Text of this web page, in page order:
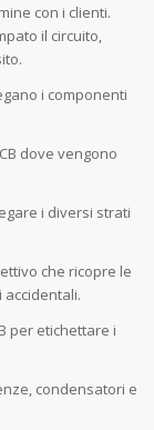
con i clienti.
il circuito,
i componenti
dove vengono
i diversi strati
che ricopre le
per etichettare i
condensatori e